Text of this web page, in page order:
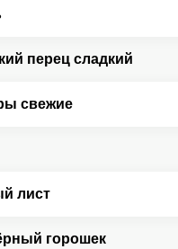
перец сладкий
свежие
лист
горошек